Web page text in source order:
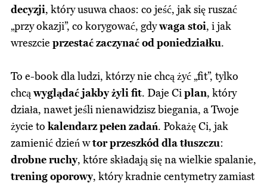
decyzji, który usuwa chaos: co jeść, jak się ruszać
„przy okazji”, co korygować, gdywaga stoi, i jak
wreszcie przestać zaczynać od poniedziałku.
To e-book dla ludzi, którzy nie chcą żyć „fit”, tylko
chcąwyglądać jakby żyli fit. Daje Ciplan, który
działa, nawet jeśli nienawidzisz biegania, a Twoje
życie tokalendarz pełen zadań. Pokażę Ci, jak
zamienić dzień wtor przeszkód dla tłuszczu:
drobne ruchy, które składają się na wielkie spalanie,
trening oporowy, który kradnie centymetry zamiast